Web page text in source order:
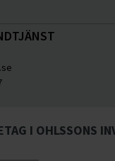
I OHLSSONS